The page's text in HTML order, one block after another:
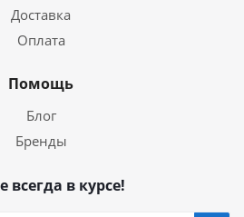
Доставка
Оплата
Помощь
Блог
Бренды
всегда в курсе!